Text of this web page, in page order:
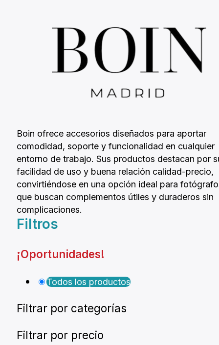
Cámaras Instantáneas
Cámaras 360 y VR
Cámaras Acuáticas
Cámaras Micro Cuatro Tercios
Accesorios de iluminación
Otros flashes
Otras herramientas de modelado
Objetivos ojo de pez
Objetivos zoom
Tipos de monturas
Montura Canon EF
Montura L
Montura Sony A
Montura Sony E
Montura Nikon Z
Montura Fuji X
Montura Fuji G
Montura Micro 4/3
Otros filtros
Mini trípodes smartphone
Accesorios para trípodes
Mesas de producto
Calibradores y cartas de color
Impresoras
Boin ofrece accesorios diseñados para aportar
comodidad, soporte y funcionalidad en cualquier
entorno de trabajo. Sus productos destacan por
facilidad de uso y buena relación calidad-precio,
convirtiéndose en una opción ideal para
que buscan complementos útiles y duraderos sin
complicaciones.
Filtros
¡Oportunidades!
Todos los productos
Filtrar por categorías
Filtrar por precio